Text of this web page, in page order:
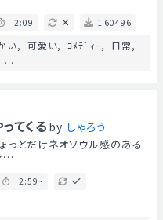
2:09 160496
い 可愛い ｺﾒﾃﾞｨｰ
日常
...
てくる by しゃろう
っとだけネオソウル感のある
…
2:59~